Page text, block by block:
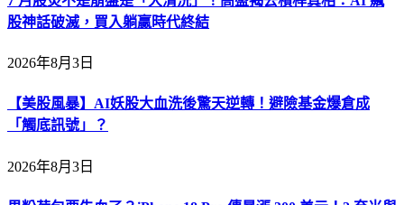
股神話破滅，買入躺贏時代終結
2026年8月3日
【美股風暴】AI妖股大血洗後驚天逆轉！避險基金爆倉成
「觸底訊號」？
2026年8月3日